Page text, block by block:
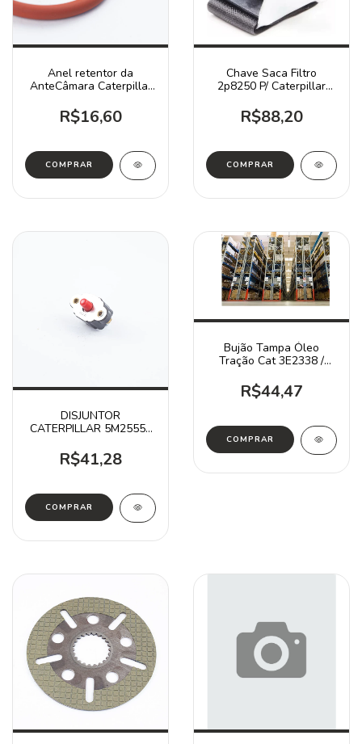
Anel retentor da
AnteCâmara Caterpillar
R$16,60
Chave Saca Filtro
2p8250 P/ Caterpillar
R$88,20
DISJUNTOR
CATERPILLAR 5M2555 /
R$41,28
Bujão Tampa Óleo
Tração Cat 3E2338 /
R$44,47